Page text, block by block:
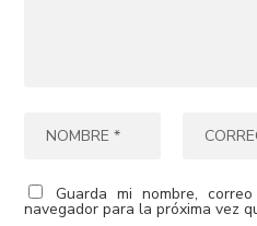
Guarda mi nombre,
navegador para la próxima vez